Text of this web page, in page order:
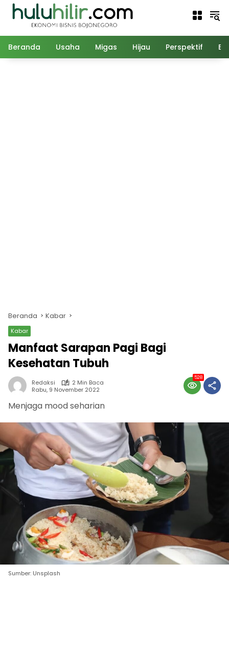
Langsung
Beranda Usaha Migas Hijau Perspektif
Beranda Kabar
Kabar
Manfaat Sarapan Pagi Bagi
Kesehatan Tubuh
Redaksi
2 Min Baca
Rabu, 9 November 2022
528
Menjaga mood seharian
Sumber: Unsplash